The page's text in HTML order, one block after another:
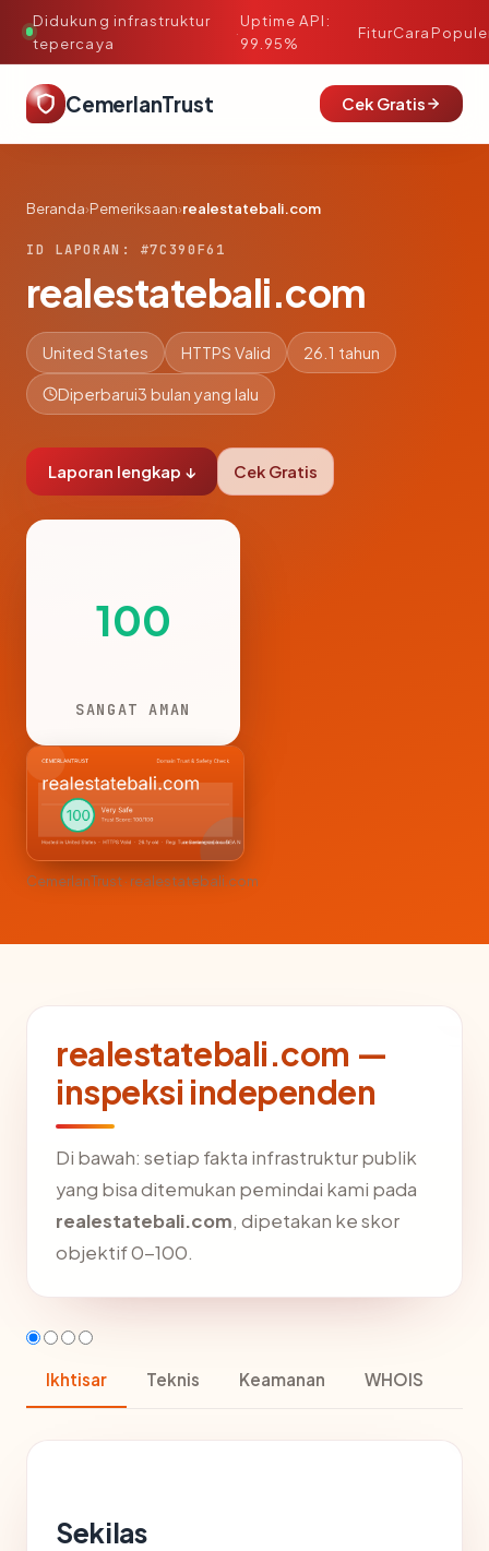
Didukung infrastruktur
tepercaya
·
Uptime API:
99.95%
FiturCara
CemerlanTrust Cek Gratis
Beranda›Pemeriksaan›realestatebali.com
ID LAPORAN: #7C390F61
realestatebali.com
United States HTTPS Valid 26.1 tahun
Diperbarui3 bulan yang lalu
Laporan lengkap ↓ Cek Gratis
100
SANGAT AMAN
CemerlanTrust · realestatebali.com
realestatebali.com —
inspeksi independen
Di bawah: setiap fakta infrastruktur publik
yang bisa ditemukan pemindai kami pada
realestatebali.com, dipetakan ke skor
objektif 0-100.
Ikhtisar Teknis Keamanan WHOIS
Sekilas